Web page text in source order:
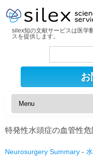
silex知の文献サービスは医学
スを提供します。
検
お
特発性水頭症の血管性
Neurosurgery Summary -